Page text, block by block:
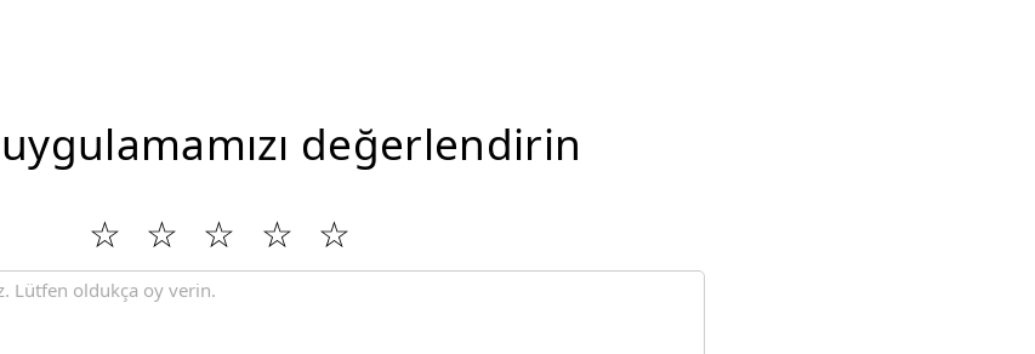
değerlendirin